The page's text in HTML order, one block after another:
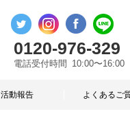
0120-976-329
電話受付時間 10:00〜16:00
活動報告 よくあるご